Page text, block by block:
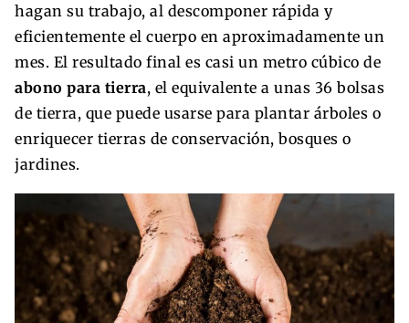
hagan su trabajo, al descomponer rápida y
eficientemente el cuerpo en aproximadamente un
mes. El resultado final es casi un metro cúbico de
abono para tierra, el equivalente a unas 36 bolsas
de tierra, que puede usarse para plantar árboles o
enriquecer tierras de conservación, bosques o
jardines.